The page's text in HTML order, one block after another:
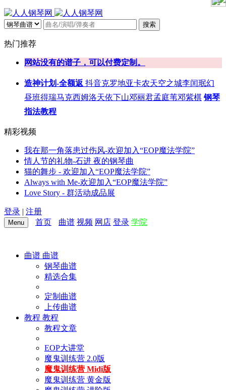
搜索
热门推荐
网站没有的谱子，可以付费定制。
造神计划-全额返 抖音克罗地亚卡农天空之城李闰珉幻
昼班得瑞马克西姆洛天依下山邓丽君孟庭苇邓紫棋 钢琴
指法教程
精彩视频
我在那一角落患过伤风-欢迎加入“EOP魔法学院”
情人节的礼物-石进 夜的钢琴曲
猫的舞步 - 欢迎加入“EOP魔法学院”
Always with Me-欢迎加入“EOP魔法学院”
Love Story - 群活动成品展
登录 | 注册
Menu 首页 曲谱 视频 网店 登录 学院
曲谱 曲谱
钢琴曲谱
精选合集
定制曲谱
上传曲谱
教程 教程
教程文章
EOP大讲堂
魔鬼训练营 2.0版
魔鬼训练营 Midi版
魔鬼训练营 黄金版